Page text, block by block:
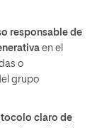
responsable de
en el
o
grupo
claro de